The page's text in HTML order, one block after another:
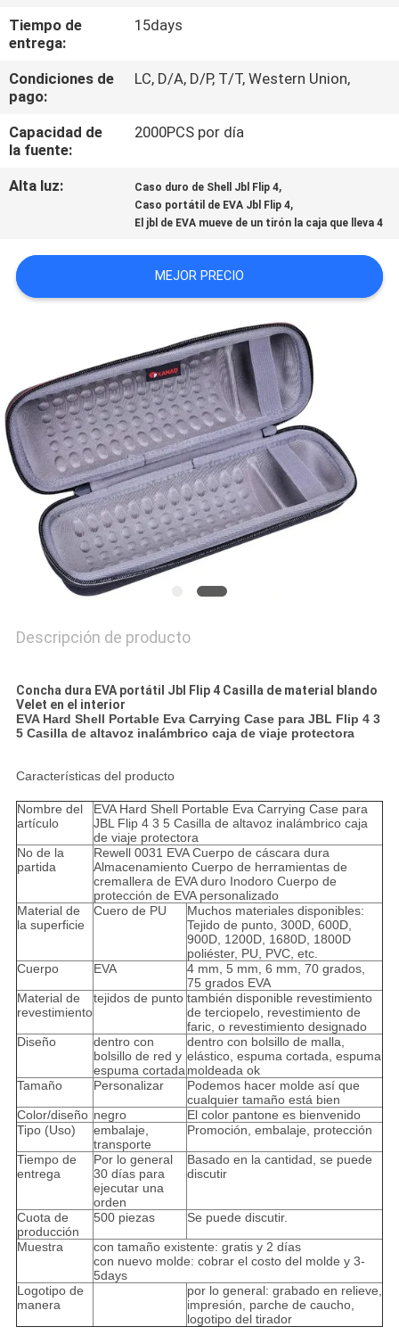
PRIVACY
POLICY
Tiempo de
entrega:
15days
Condiciones de
pago:
LC, D/A, D/P, T/T, Western Union,
Capacidad de
la fuente:
2000PCS por día
Alta luz: Caso duro de Shell Jbl Flip 4,
Caso portátil de EVA Jbl Flip 4,
El jbl de EVA mueve de un tirón la caja que lleva 4
MEJOR PRECIO
Descripción de producto
Concha dura EVA portátil Jbl Flip 4 Casilla de material blando
Velet en el interior
EVA Hard Shell Portable Eva Carrying Case para JBL Flip 4 3
5 Casilla de altavoz inalámbrico caja de viaje protectora
Características del producto
Nombre del
artículo
EVA Hard Shell Portable Eva Carrying Case para
JBL Flip 4 3 5 Casilla de altavoz inalámbrico caja
de viaje protectora
No de la
partida
Rewell 0031 EVA Cuerpo de cáscara dura
Almacenamiento Cuerpo de herramientas de
cremallera de EVA duro Inodoro Cuerpo de
protección de EVA personalizado
Material de
la superficie
Cuero de PU
Muchos materiales disponibles:
Tejido de punto, 300D, 600D,
900D, 1200D, 1680D, 1800D
poliéster, PU, PVC, etc.
Cuerpo
EVA
4 mm, 5 mm, 6 mm, 70 grados,
75 grados EVA
Material de
revestimiento
tejidos de punto también disponible revestimiento
de terciopelo, revestimiento de
faric, o revestimiento designado
Diseño
dentro con
bolsillo de red y
espuma cortada
dentro con bolsillo de malla,
elástico, espuma cortada, espuma
moldeada ok
Tamaño
Personalizar
Podemos hacer molde así que
cualquier tamaño está bien
Color/diseño negro
El color pantone es bienvenido
Tipo (Uso)
embalaje,
transporte
Promoción, embalaje, protección
Tiempo de
entrega
Por lo general
30 días para
ejecutar una
orden
Basado en la cantidad, se puede
discutir
Cuota de
producción
500 piezas Se puede discutir.
Muestra
con tamaño existente: gratis y 2 días
con nuevo molde: cobrar el costo del molde y 3-
5days
Logotipo de
manera
por lo general: grabado en relieve,
impresión, parche de caucho,
logotipo del tirador